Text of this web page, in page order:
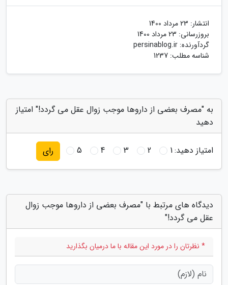
انتشار: 23 مرداد 1400
بروزرسانی: 23 مرداد 1400
گردآورنده: persinablog.ir
شناسه مطلب: 1237
به "مصرف بعضی از داروها موجب زوال عقل می گردد!" امتیاز
دهید
امتیاز دهید:1
2
3
4
5 رای
دیدگاه های مرتبط با "مصرف بعضی از داروها موجب زوال
عقل می گردد!"
* نظرتان را در مورد این مقاله با ما درمیان بگذارید